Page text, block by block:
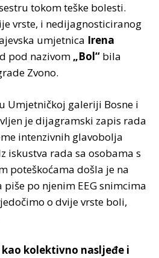
tokom teške bolesti.
vrste, i nedijagnosticiranog
umjetnica Irena
pod nazivom „Bol“ bila
Zvono.
Umjetničkoj galeriji Bosne i
je dijagramski zapis rada
intenzivnih glavobolja
iskustva rada sa osobama s
poteškoćama došla je na
po njenim EEG snimcima
o dvije vrste boli,
kolektivno nasljeđe i